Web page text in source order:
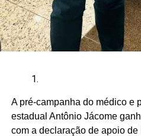
A pré-campanha do médico e
estadual Antônio Jácome
com a declaração de apoio de